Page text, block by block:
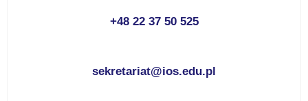
+48 22 37 50 525
sekretariat@ios.edu.pl